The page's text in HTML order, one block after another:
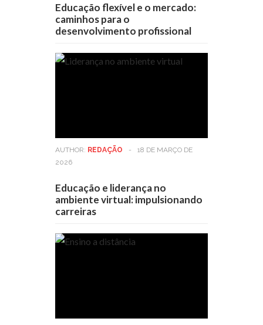
Educação flexível e o mercado:
caminhos para o
desenvolvimento profissional
AUTHOR: REDAÇÃO -
18 DE MARÇO DE
2026
Educação e liderança no
ambiente virtual: impulsionando
carreiras